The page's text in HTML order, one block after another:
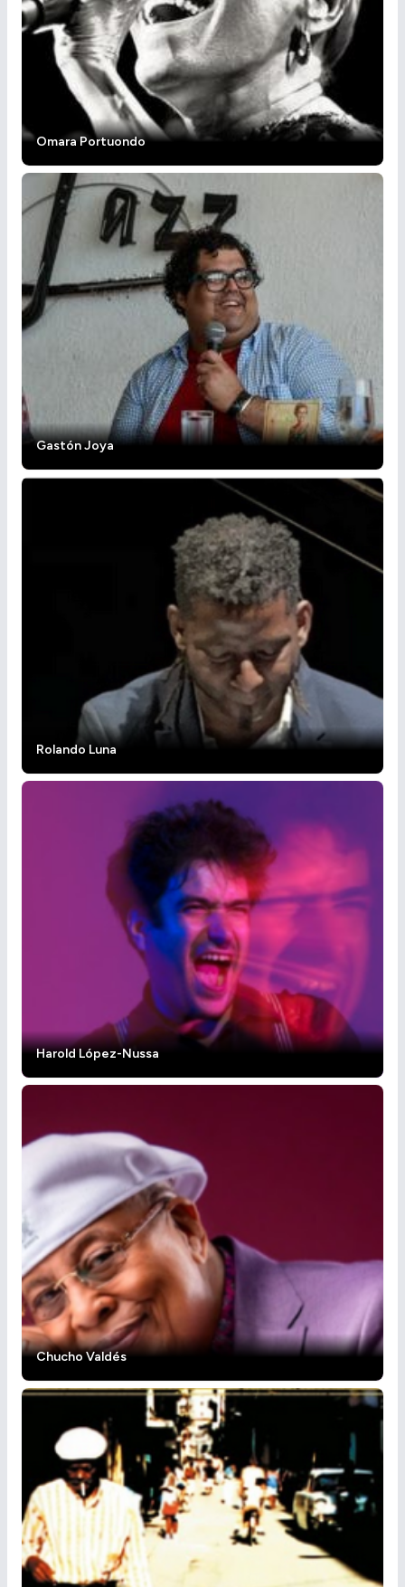
Omara Portuondo
Gastón Joya
Rolando Luna
Harold López-Nussa
Chucho Valdés